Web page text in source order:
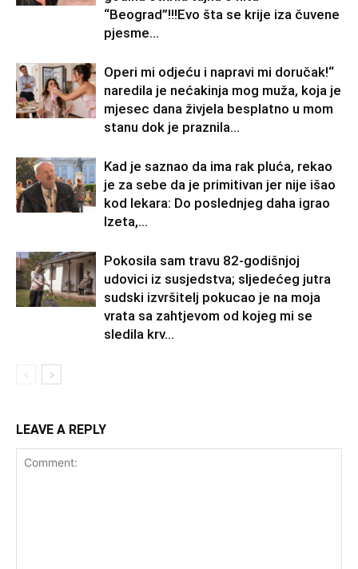
“Beograd”!!!Evo šta se krije iza čuvene
pjesme...
Operi mi odjeću i napravi mi doručak!“
naredila je nećakinja mog muža, koja je
mjesec dana živjela besplatno u mom
stanu dok je praznila...
Kad je saznao da ima rak pluća, rekao
je za sebe da je primitivan jer nije išao
kod lekara: Do poslednjeg daha igrao
Izeta,...
Pokosila sam travu 82-godišnjoj
udovici iz susjedstva; sljedećeg jutra
sudski izvršitelj pokucao je na moja
vrata sa zahtjevom od kojeg mi se
sledila krv...
LEAVE A REPLY